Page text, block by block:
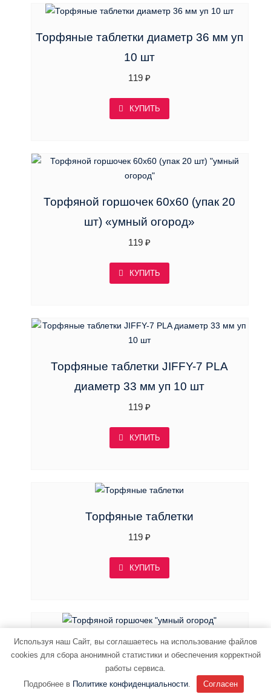
Торфяные таблетки диаметр 36 мм уп
10 шт
119₽
КУПИТЬ
Торфяной горшочек 60х60 (упак 20
шт) «умный огород»
119₽
КУПИТЬ
Торфяные таблетки JIFFY-7 PLA
диаметр 33 мм уп 10 шт
119₽
КУПИТЬ
Торфяные таблетки
119₽
КУПИТЬ
Торфяной горшочек «умный огород»
119₽
Используя наш Сайт, вы соглашаетесь на использование файлов
cookies для сбора анонимной статистики и обеспечения корректной
работы сервиса.
Подробнее в Политике конфиденциальности. Согласен